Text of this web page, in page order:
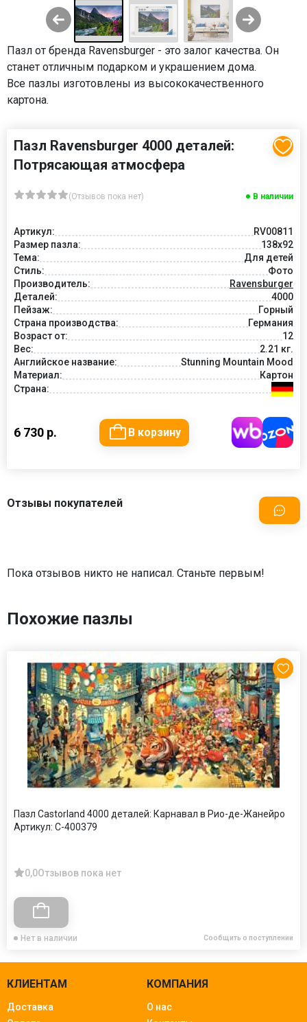
Пазл от бренда Ravensburger - это залог качества. Он
станет отличным подарком и украшением дома.
Все пазлы изготовлены из высококачественного
картона.
Пазл Ravensburger 4000 деталей:
Потрясающая атмосфера
(Отзывов пока нет) В наличии
Артикул:
RV00811
Размер пазла:
138x92
Тема:
Для детей
Стиль:
Фото
Производитель:
Ravensburger
Деталей:
4000
Пейзаж:
Горный
Страна производства:
Германия
Возраст от:
12
Вес:
2.21 кг.
Английское название:
Stunning Mountain Mood
Материал:
Картон
Страна:
6 730 р. В корзину
Отзывы покупателей
Пока отзывов никто не написал. Станьте первым!
Похожие пазлы
Пазл Castorland 4000 деталей: Карнавал в Рио-де-Жанейро
Артикул: С-400379
0,0Отзывов пока нет
Нет в наличии Сообщить о поступлении
КЛИЕНТАМ
Доставка
КОМПАНИЯ
О нас